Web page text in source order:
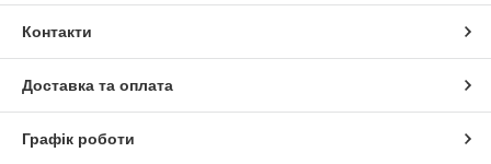
Контакти
Доставка та оплата
Графік роботи